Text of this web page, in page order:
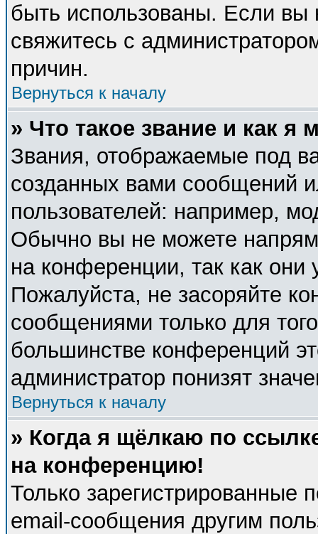
быть использованы. Если вы
свяжитесь с
причин.
Вернуться к началу
» Что такое звание и как я
Звания, отображаемые под
созданных вами сообщений
пользователей: например,
Обычно вы не можете
на конференции, так как
Пожалуйста, не засоряйте
сообщениями только для
большинстве конференций
администратор понизят
Вернуться к началу
» Когда я щёлкаю по
на конференцию!
Только зарегистрированные
email-сообщения другим